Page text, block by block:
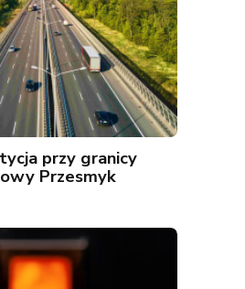
przy granicy
Przesmyk